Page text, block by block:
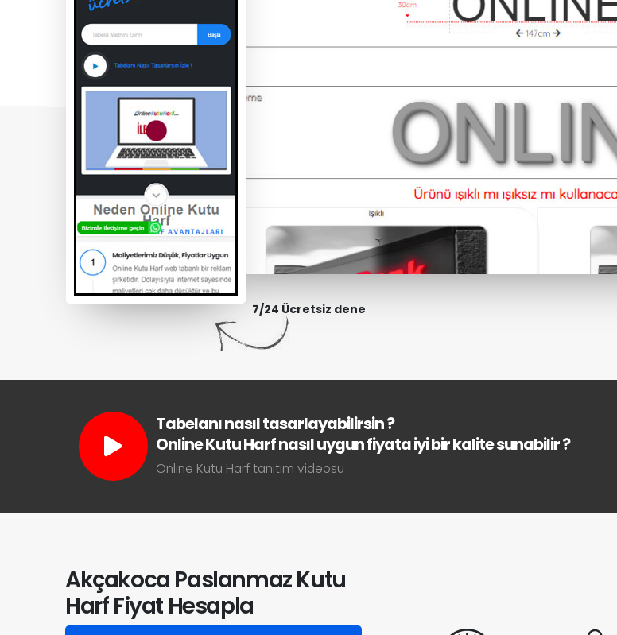
7/24 Ücretsiz dene
Tabelanı nasıl tasarlayabilirsin ?
Online Kutu Harf nasıl uygun fiyata iyi bir kalite sunabilir ?
Online Kutu Harf tanıtım videosu
Akçakoca Paslanmaz Kutu
Harf Fiyat Hesapla